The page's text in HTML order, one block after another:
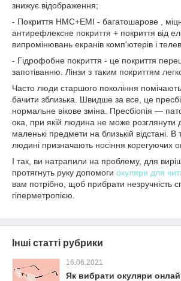
знижує відображення;
- Покриття HMC+EMI - багатошарове ,
антирефлексне покриття + покриття від
випромінювань екранів комп'ютерів і
- Гідрофобне покриття - це покриття
запотіванню. Лінзи з таким покриттям
Часто люди старшого покоління
бачити зблизька. Швидше за все, це
нормальне вікове зміна. Пресбіопія —
ока, при якій людина не може розглянути
маленькі предмети на близькій відстані. В
людині призначають носіння корегуючих
І так, ви натрапили на проблему, для
протягнуть руку допомоги окуляри для
вам потрібно, щоб прибрати незручність
гіперметропією.
Інші статті рубрики
16.06.2021
Як вибрати окуляри